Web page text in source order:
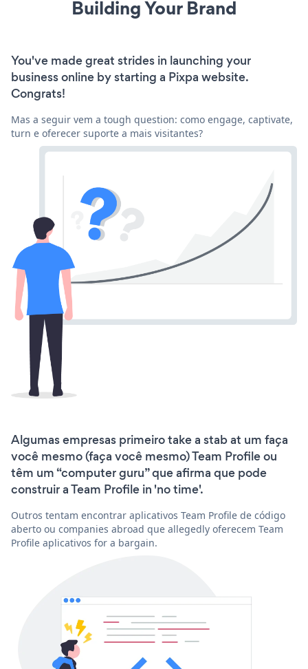
Building Your Brand
You've made great strides in launching your
business online by starting a Pixpa website.
Congrats!
Mas a seguir vem a tough question: como engage, captivate,
turn e oferecer suporte a mais visitantes?
Algumas empresas primeiro take a stab at um faça
você mesmo (faça você mesmo) Team Profile ou
têm um “computer guru” que afirma que pode
construir a Team Profile in 'no time'.
Outros tentam encontrar aplicativos Team Profile de código
aberto ou companies abroad que allegedly oferecem Team
Profile aplicativos for a bargain.